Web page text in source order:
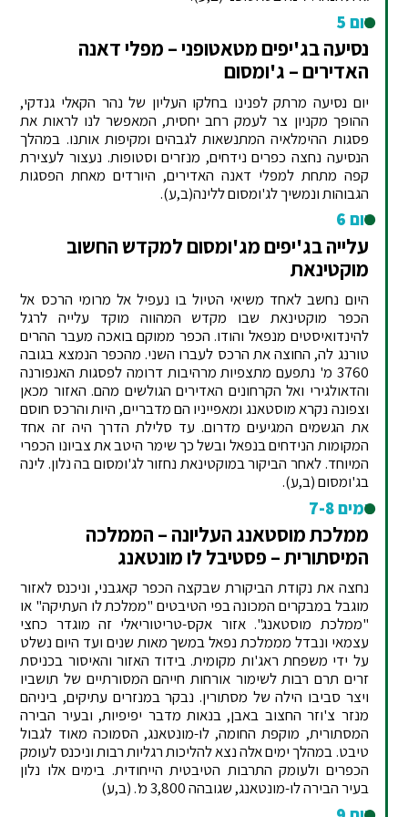
יום 5
נסיעה בג'יפים מטאטופני – מפלי דאנה
האדירים – ג'ומסום
יום נסיעה מרתק לפנינו בחלקו העליון של נהר הקאלי גנדקי,
ההופך מקניון צר לעמק רחב יחסית, המאפשר לנו לראות את
פסגות ההימלאיה המתנשאות לגבהים ומקיפות אותנו. במהלך
הנסיעה נחצה כפרים נידחים, מנזרים וסטופות. נעצור לעצירת
קפה מתחת למפלי דאנה האדירים, היורדים מאחת הפסגות
הגבוהות ונמשיך לג'ומסום ללינה(ב,ע).
יום 6
עלייה בג'יפים מג'ומסום למקדש החשוב
מוקטינאת
היום נחשב לאחד משיאי הטיול בו נעפיל אל מרומי הרכס אל
הכפר מוקטינאת שבו מקדש המהווה מוקד עלייה לרגל
להינדואיסטים מנפאל והודו. הכפר ממוקם בואכה מעבר ההרים
טורנג לה, החוצה את הרכס לעברו השני. מהכפר הנמצא בגובה
3760 מ' נתפעם מתצפיות מרהיבות דרומה לפסגות האנפורנה
והדאולגירי ואל הקרחונים האדירים הגולשים מהם. האזור מכאן
וצפונה נקרא מוסטאנג ומאפייניו הם מדבריים, היות והרכס חוסם
את הגשמים המגיעים מדרום. עד סלילת הדרך היה זה אחד
המקומות הנידחים בנפאל ובשל כך שימר היטב את צביונו הכפרי
המיוחד. לאחר הביקור במוקטינאת נחזור לג'ומסום בה נלון. לינה
בג'ומסום (ב,ע).
ימים 7-8
ממלכת מוסטאנג העליונה – הממלכה
המיסתורית – פסטיבל לו מונטאנג
נחצה את נקודת הביקורת שבקצה הכפר קאגבני, וניכנס לאזור
מוגבל במבקרים המכונה בפי הטיבטים "ממלכת לו העתיקה" או
"ממלכת מוסטאנג". אזור אקס-טריטוריאלי זה מוגדר כחצי
עצמאי ונבדל מממלכת נפאל במשך מאות שנים ועד היום נשלט
על ידי משפחת ראג'ות מקומית. בידוד האזור והאיסור בכניסת
זרים תרם רבות לשימור אורחות חייהם המסורתיים של תושביו
ויצר סביבו הילה של מסתורין. נבקר במנזרים עתיקים, ביניהם
מנזר צ'וזר החצוב באבן, בנאות מדבר יפיפיות, ובעיר הבירה
המסתורית, מוקפת החומה, לו-מונטאנג, הסמוכה מאוד לגבול
טיבט. במהלך ימים אלה נצא להליכות רגליות רבות וניכנס לעומק
הכפרים ולעומק התרבות הטיבטית הייחודית. בימים אלו נלון
בעיר הבירה לו-מונטאנג, שגובהה 3,800 מ'. (ב,ע)